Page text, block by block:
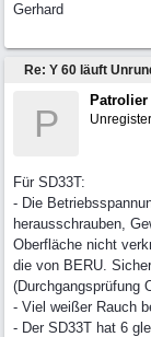
Gerhard
P
Patrolier
Für SD33T:
- Die
herausschrauben,
Oberfläche nicht
die von BERU.
(Durchgangsprüfung
- Viel weißer Rauch
- Der SD33T hat 6